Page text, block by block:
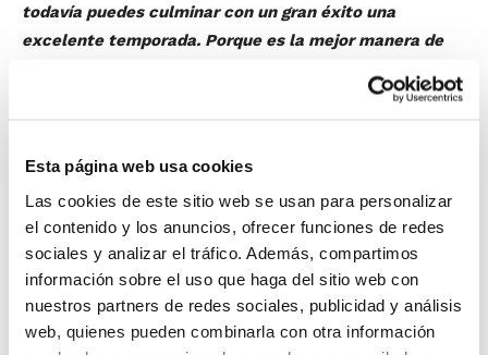
Esta página web usa cookies
Las cookies de este sitio web se usan para personalizar
el contenido y los anuncios, ofrecer funciones de redes
sociales y analizar el tráfico. Además, compartimos
información sobre el uso que haga del sitio web con
nuestros partners de redes sociales, publicidad y análisis
web, quienes pueden combinarla con otra información
todavía puedes culminar con un gran éxito una
excelente temporada. Porque es la mejor manera de
más, la FBCV te presenta el Trofeo Federación 2011,
categoría que se desee y elegir a los jugadores/as que
integrarán cada equipo. Una competición a la carta
para que sigas jugando y viviendo a fondo el
baloncesto, y además con muchas ventajas, como el
mantenimiento de los precios por cuarto año
consecutivo
o la posibilidad de no pagar hasta 2012,